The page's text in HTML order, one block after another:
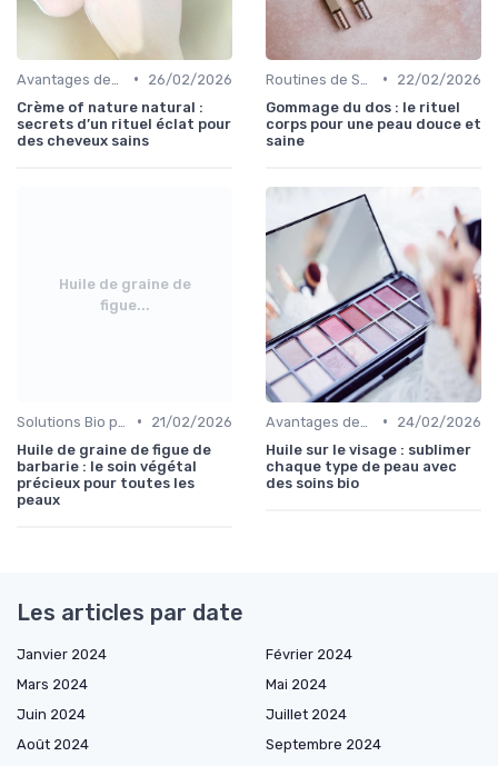
•
26/02/2026
Crème of nature natural :
secrets d’un rituel éclat pour
des cheveux sains
•
22/02/2026
Gommage du dos : le rituel
corps pour une peau douce et
saine
Huile de graine de
figue...
•
21/02/2026
Huile de graine de figue de
barbarie : le soin végétal
précieux pour toutes les
peaux
•
24/02/2026
Huile sur le visage : sublimer
chaque type de peau avec
des soins bio
Les articles par date
Janvier 2024
Février 2024
Mars 2024
Mai 2024
Juin 2024
Juillet 2024
Août 2024
Septembre 2024